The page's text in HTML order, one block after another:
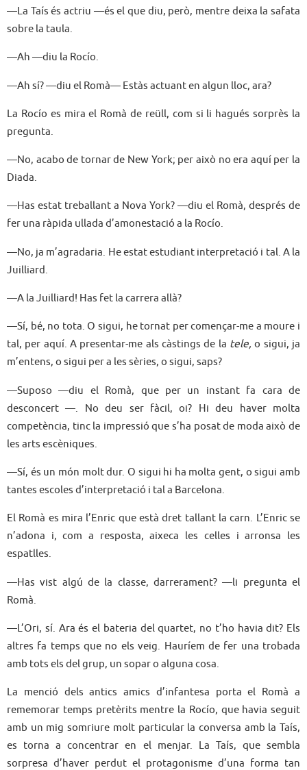
—La Taís és actriu —és el que diu, però, mentre deixa la safata
sobre la taula.
—Ah —diu la Rocío.
—Ah sí? —diu el Romà— Estàs actuant en algun lloc, ara?
La Rocío es mira el Romà de reüll, com si li hagués sorprès la
pregunta.
—No, acabo de tornar de New York; per això no era aquí per la
Diada.
—Has estat treballant a Nova York? —diu el Romà, després de
fer una ràpida ullada d’amonestació a la Rocío.
—No, ja m’agradaria. He estat estudiant interpretació i tal. A la
Juilliard.
—A la Juilliard! Has fet la carrera allà?
—Sí, bé, no tota. O sigui, he tornat per començar-me a moure i
tal, per aquí. A presentar-me als càstings de la tele, o sigui, ja
m’entens, o sigui per a les sèries, o sigui, saps?
—Suposo —diu el Romà, que per un instant fa cara de
desconcert —. No deu ser fàcil, oi? Hi deu haver molta
competència, tinc la impressió que s’ha posat de moda això de
les arts escèniques.
—Sí, és un món molt dur. O sigui hi ha molta gent, o sigui amb
tantes escoles d’interpretació i tal a Barcelona.
El Romà es mira l’Enric que està dret tallant la carn. L’Enric se
n’adona i, com a resposta, aixeca les celles i arronsa les
espatlles.
—Has vist algú de la classe, darrerament? —li pregunta el
Romà.
—L’Ori, sí. Ara és el bateria del quartet, no t’ho havia dit? Els
altres fa temps que no els veig. Hauríem de fer una trobada
amb tots els del grup, un sopar o alguna cosa.
La menció dels antics amics d’infantesa porta el Romà a
rememorar temps pretèrits mentre la Rocío, que havia seguit
amb un mig somriure molt particular la conversa amb la Taís,
es torna a concentrar en el menjar. La Taís, que sembla
sorpresa d’haver perdut el protagonisme d’una forma tan